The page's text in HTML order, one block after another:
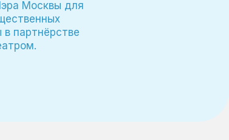
Москвы для
партнёрстве